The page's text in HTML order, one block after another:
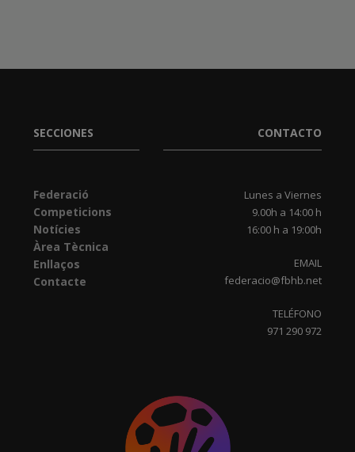
SECCIONES
Federació
Competicions
Notícies
Àrea Tècnica
Enllaços
Contacte
CONTACTO
Lunes a Viernes
9.00h a 14:00 h
16:00 h a 19:00h
EMAIL
federacio@fbhb.net
TELÉFONO
971 290 972